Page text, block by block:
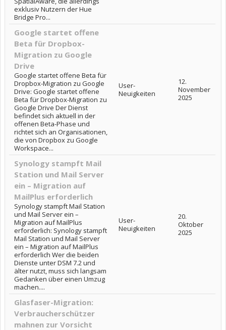
exklusiv Nutzern der Hue
Bridge Pro...
Google startet offene
Beta für Dropbox-
Migration zu Google
Drive
Google startet offene Beta für
Dropbox-Migration zu Google
Drive: Google startet offene
Beta für Dropbox-Migration zu
Google Drive Der Dienst
befindet sich aktuell in der
offenen Beta-Phase und
richtet sich an Organisationen,
die von Dropbox zu Google
Workspace...
User-
Neuigkeiten
12.
November
2025
Synology stampft Mail
Station und Mail Server
ein – Migration auf
MailPlus erforderlich
Synology stampft Mail Station
und Mail Server ein –
Migration auf MailPlus
erforderlich: Synology stampft
Mail Station und Mail Server
ein – Migration auf MailPlus
erforderlich Wer die beiden
Dienste unter DSM 7.2 und
älter nutzt, muss sich langsam
Gedanken über einen Umzug
machen....
User-
Neuigkeiten
20.
Oktober
2025
Glasfaser-Migration:
Verbraucherschützer
mahnen zur Vorsicht